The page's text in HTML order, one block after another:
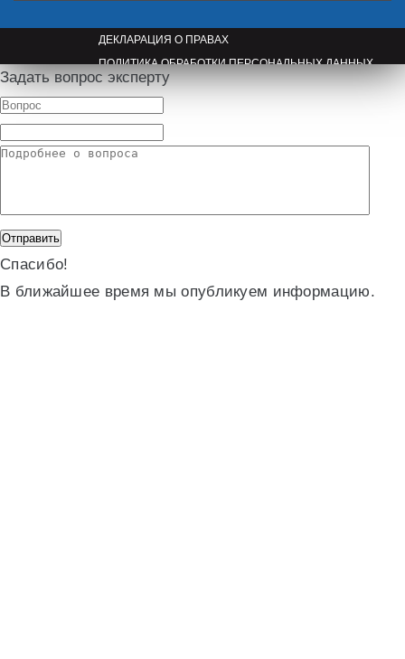
ДЕКЛАРАЦИЯ О ПРАВАХ
ПОЛИТИКА ОБРАБОТКИ ПЕРСОНАЛЬНЫХ ДАННЫХ
ПРАВООБЛАДАТЕЛЯМ
Задать вопрос эксперту
Спасибо!
В ближайшее время мы опубликуем информацию.